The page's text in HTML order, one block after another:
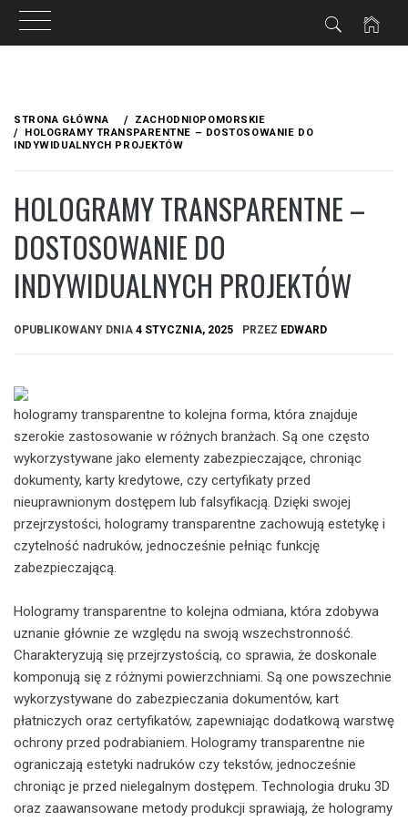
treści
STRONA GŁÓWNA
ZACHODNIOPOMORSKIE
HOLOGRAMY TRANSPARENTNE – DOSTOSOWANIE DO
INDYWIDUALNYCH PROJEKTÓW
HOLOGRAMY TRANSPARENTNE –
DOSTOSOWANIE DO
INDYWIDUALNYCH PROJEKTÓW
OPUBLIKOWANY DNIA 4 STYCZNIA, 2025 PRZEZ EDWARD
hologramy transparentne to kolejna forma, która znajduje
szerokie zastosowanie w różnych branżach. Są one często
wykorzystywane jako elementy zabezpieczające, chroniąc
dokumenty, karty kredytowe, czy certyfikaty przed
nieuprawnionym dostępem lub falsyfikacją. Dzięki swojej
przejrzystości, hologramy transparentne zachowują estetykę i
czytelność nadruków, jednocześnie pełniąc funkcję
zabezpieczającą.
Hologramy transparentne to kolejna odmiana, która zdobywa
uznanie głównie ze względu na swoją wszechstronność.
Charakteryzują się przejrzystością, co sprawia, że doskonale
komponują się z różnymi powierzchniami. Są one powszechnie
wykorzystywane do zabezpieczania dokumentów, kart
płatniczych oraz certyfikatów, zapewniając dodatkową warstwę
ochrony przed podrabianiem. Hologramy transparentne nie
ograniczają estetyki nadruków czy tekstów, jednocześnie
chroniąc je przed nielegalnym dostępem. Technologia druku 3D
oraz zaawansowane metody produkcji sprawiają, że hologramy